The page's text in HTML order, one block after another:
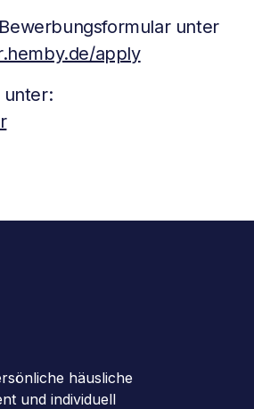
unter
apply
unter:
häusliche
und individuell